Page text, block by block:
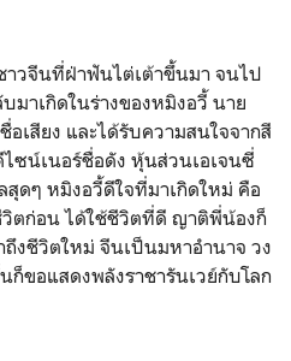
วจีนที่ฝ่าฟันไต่เต้าขึ้นมา จนไป
มาเกิดในร่างของหมิงอวี้ นาย
เสียง และได้รับความสนใจจากสี
ซน์เนอร์ชื่อดัง หุ้นส่วนเอเจนซี่
สุดๆ หมิงอวี้ดีใจที่มาเกิดใหม่ คือ
ตก่อน ได้ใช้ชีวิตที่ดี ญาติพี่น้องก็
งชีวิตใหม่ จีนเป็นมหาอำนาจ วง
ก็ขอแสดงพลังราชารันเวย์กับโลก